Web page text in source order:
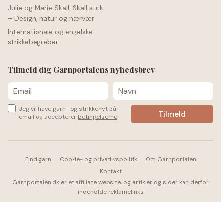
Julie og Marie Skall: Skall strik
– Design, natur og nærvær
Internationale og engelske
strikkebegreber
Tilmeld dig Garnportalens nyhedsbrev
Jeg vil have garn- og strikkenyt på
email og accepterer betingelserne.
Find garn Cookie- og privatlivspolitik
Om Garnportalen
Kontakt
Garnportalen.dk er et affiliate website, og artikler og sider kan derfor
indeholde reklamelinks